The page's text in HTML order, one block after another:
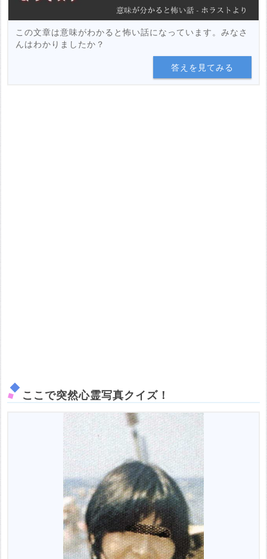
この文章は意味がわかると怖い話になっています。みなさ
んはわかりましたか？
答えを見てみる
ここで突然心霊写真クイズ！